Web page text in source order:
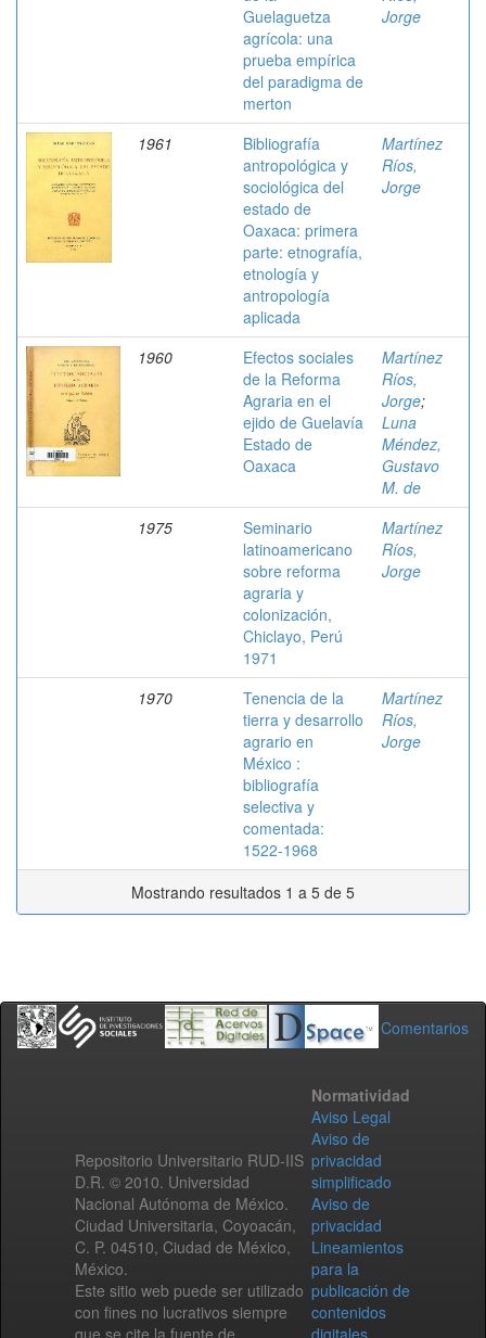
Guelaguetza
agrícola: una
prueba empírica
del paradigma de
merton
Jorge
1961
Bibliografía
antropológica y
sociológica del
estado de
Oaxaca: primera
parte: etnografía,
etnología y
antropología
aplicada
Martínez
Ríos,
Jorge
1960
Efectos sociales
de la Reforma
Agraria en el
ejido de Guelavía
Estado de
Oaxaca
Martínez
Ríos,
Jorge;
Luna
Méndez,
Gustavo
M. de
1975
Seminario
latinoamericano
sobre reforma
agraria y
colonización,
Chiclayo, Perú
1971
Martínez
Ríos,
Jorge
1970
Tenencia de la
tierra y desarrollo
agrario en
México :
bibliografía
selectiva y
comentada:
1522-1968
Martínez
Ríos,
Jorge
Mostrando resultados 1 a 5 de 5
Comentarios
Repositorio Universitario RUD-IIS
D.R. © 2010. Universidad
Nacional Autónoma de México.
Ciudad Universitaria, Coyoacán,
C. P. 04510, Ciudad de México,
México.
Este sitio web puede ser utilizado
con fines no lucrativos siempre
que se cite la fuente de
Normatividad
Aviso Legal
Aviso de
privacidad
simplificado
Aviso de
privacidad
Lineamientos
para la
publicación de
contenidos
digitales